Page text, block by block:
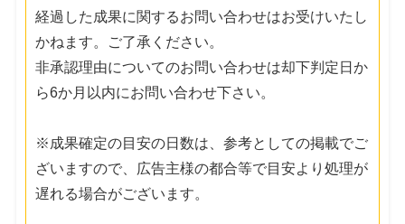
経過した成果に関するお問い合わせはお受けいたし
かねます。ご了承ください。
非承認理由についてのお問い合わせは却下判定日か
ら6か月以内にお問い合わせ下さい。
※成果確定の目安の日数は、参考としての掲載でご
ざいますので、広告主様の都合等で目安より処理が
遅れる場合がございます。